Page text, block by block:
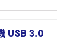
USB 3.0